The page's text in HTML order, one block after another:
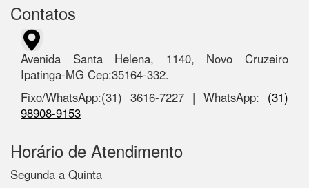
Contatos
Avenida Santa Helena, 1140, Novo Cruzeiro
Ipatinga-MG Cep:35164-332.
Fixo/WhatsApp:(31) 3616-7227 | WhatsApp: (31)
98908-9153
Horário de Atendimento
Segunda a Quinta